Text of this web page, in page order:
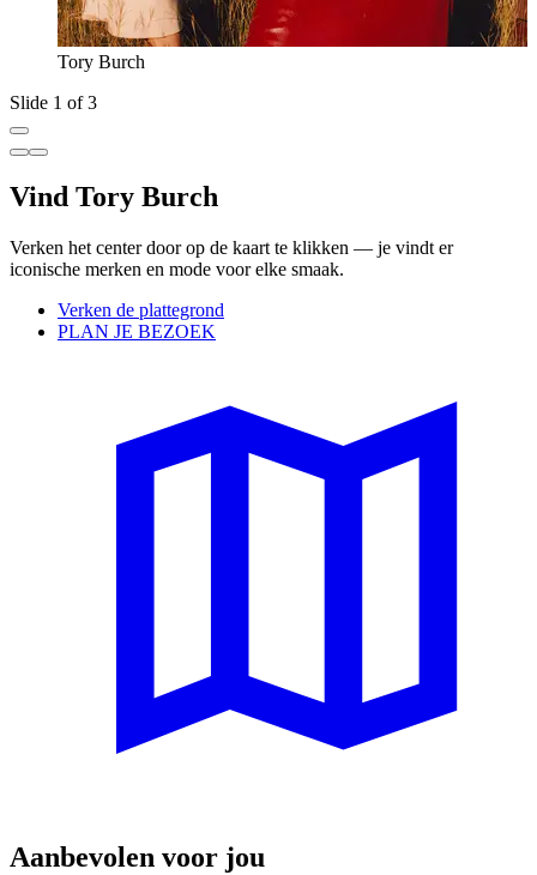
Tory Burch
Slide 1 of 3
Vind Tory Burch
Verken het center door op de kaart te klikken — je vindt er
iconische merken en mode voor elke smaak.
Verken de plattegrond
PLAN JE BEZOEK
Aanbevolen voor jou